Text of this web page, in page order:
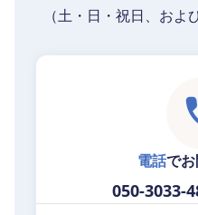
（土・日・祝日、およ
電話で
050-3033-